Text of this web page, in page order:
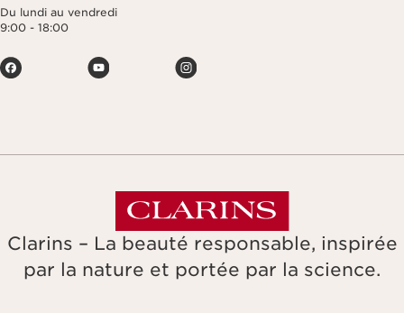
Du lundi au vendredi
9:00 - 18:00
Clarins – La beauté responsable, inspirée
par la nature et portée par la science.